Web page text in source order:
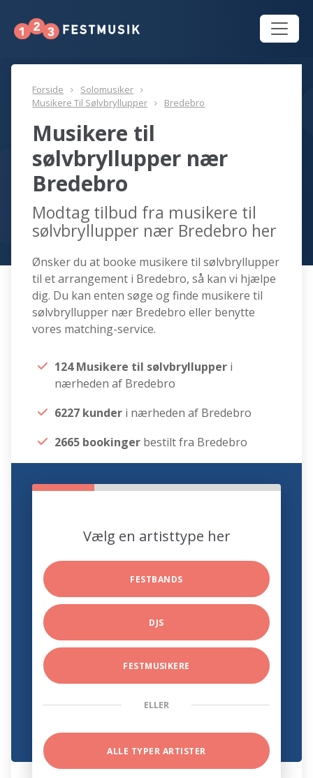
Forside
Solomusiker
Musikere Til Sølvbryllupper
Bredebro
Musikere til
sølvbryllupper nær
Bredebro
Modtag tilbud fra musikere til
sølvbryllupper nær Bredebro her
Ønsker du at booke musikere til sølvbryllupper
til et arrangement i Bredebro, så kan vi hjælpe
dig. Du kan enten søge og finde musikere til
sølvbryllupper nær Bredebro eller benytte
vores matching-service.
124 Musikere til sølvbryllupper i
nærheden af Bredebro
6227 kunder i nærheden af Bredebro
2665 bookinger bestilt fra Bredebro
Vælg en artisttype her
FESTBANDS
DJS
FESTMUSIKERE
ELLER
ALLE TYPER ARTISTER